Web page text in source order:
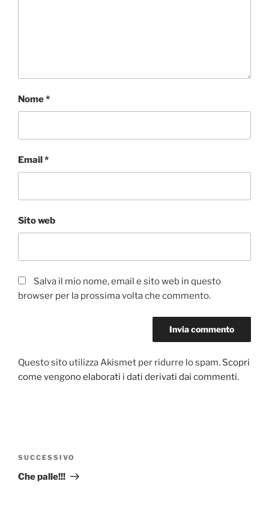
Nome*
Email*
Sito web
Salva il mio nome, email e sito web in questo
browser per la prossima volta che commento.
Questo sito utilizza Akismet per ridurre lo spam. Scopri
come vengono elaborati i dati derivati dai commenti.
articoli
Articolo
successivo
SUCCESSIVO
Che palle!!!